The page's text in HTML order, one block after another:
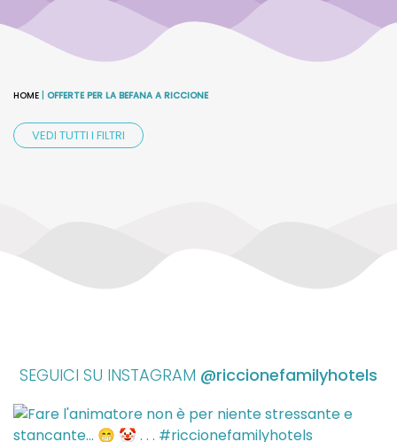
HOME OFFERTE PER LA BEFANA A RICCIONE
VEDI TUTTI I FILTRI
SEGUICI SU INSTAGRAM @riccionefamilyhotels